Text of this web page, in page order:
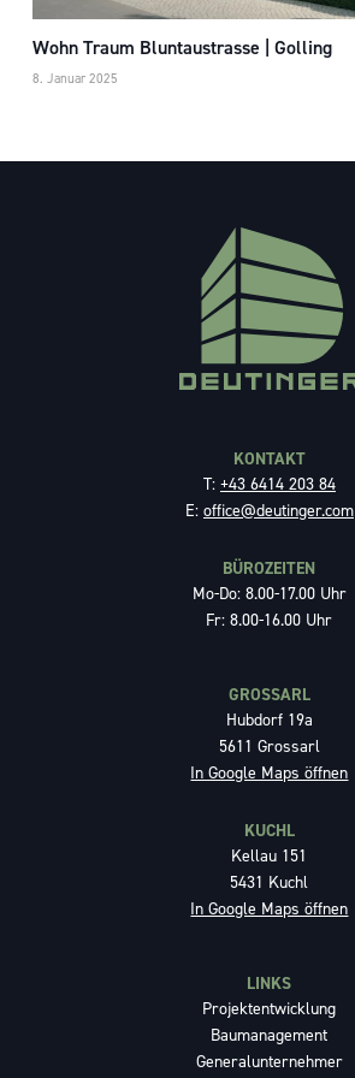
Wohn Traum Bluntaustrasse | Golling
8. Januar 2025
KONTAKT
T: +43 6414 203 84
E: office@deutinger.com
BÜROZEITEN
Mo-Do: 8.00-17.00 Uhr
Fr: 8.00-16.00 Uhr
GROSSARL
Hubdorf 19a
5611 Grossarl
In Google Maps öffnen
KUCHL
Kellau 151
5431 Kuchl
In Google Maps öffnen
LINKS
Projektentwicklung
Baumanagement
Generalunternehmer